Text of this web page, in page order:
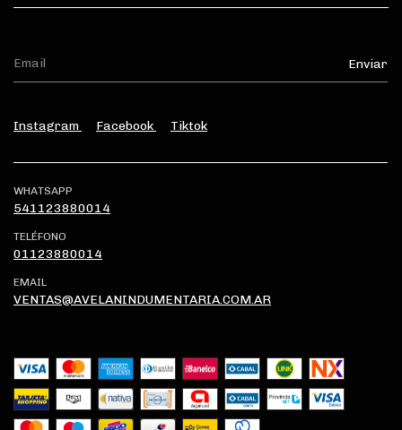
Instagram Facebook Tiktok
WHATSAPP
541123880014
TELÉFONO
01123880014
EMAIL
VENTAS@AVELANINDUMENTARIA.COM.AR